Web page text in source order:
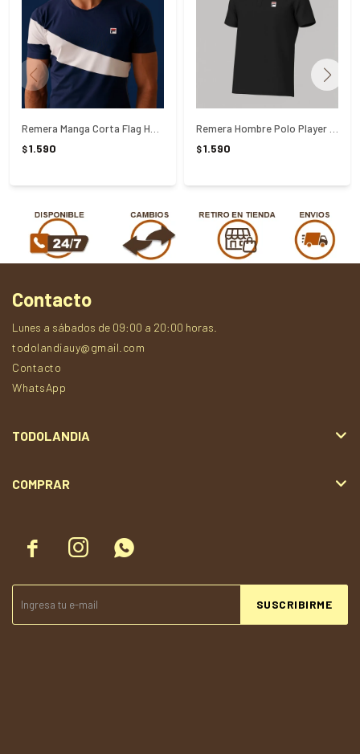
$1.590 $1.590
  
SUSCRIBIRME
Contacto
Lunes a sábados de 09:00 a 20:00 horas.
todolandiauy@gmail.com
Contacto
WhatsApp
TODOLANDIA
COMPRAR